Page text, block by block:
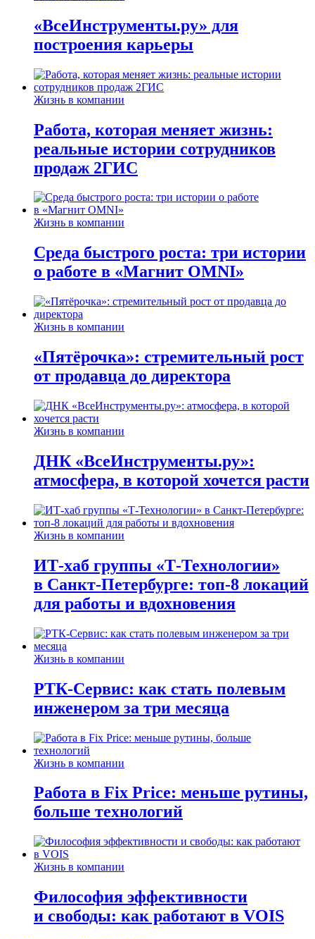
«ВсеИнструменты.ру» для
построения карьеры
Жизнь в компании
Работа, которая меняет жизнь:
реальные истории сотрудников
продаж 2ГИС
Жизнь в компании
Среда быстрого роста: три истории
о работе в «Магнит OMNI»
Жизнь в компании
«Пятёрочка»: стремительный рост
от продавца до директора
Жизнь в компании
ДНК «ВсеИнструменты.ру»:
атмосфера, в которой хочется расти
Жизнь в компании
ИТ-хаб группы «Т-Технологии»
в Санкт-Петербурге: топ-8 локаций
для работы и вдохновения
Жизнь в компании
РТК-Сервис: как стать полевым
инженером за три месяца
Жизнь в компании
Работа в Fix Price: меньше рутины,
больше технологий
Жизнь в компании
Философия эффективности
и свободы: как работают в VOIS